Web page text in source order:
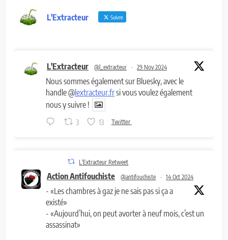
L'Extracteur Suivre
L'Extracteur @l_extracteur · 29 Nov 2024
Nous sommes également sur Bluesky, avec le
handle @lextracteur.frsi vous voulez également
nous y suivre !
3 13 Twitter
L'Extracteur Retweet
Action Antifouchiste @antifouchiste · 14 Oct 2024
- «Les chambres à gaz je ne sais pas si ça a
existé»
- «Aujourd’hui, on peut avorter à neuf mois, c’est un
assassinat»